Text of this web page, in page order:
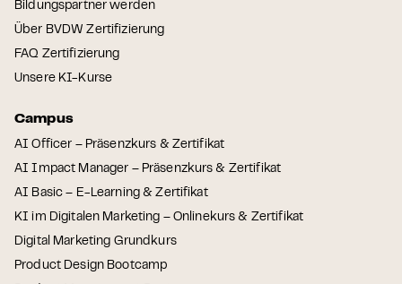
Bildungspartner werden
Über BVDW Zertifizierung
FAQ Zertifizierung
Unsere KI-Kurse
Campus
AI Officer – Präsenzkurs & Zertifikat
AI Impact Manager – Präsenzkurs & Zertifikat
AI Basic – E-Learning & Zertifikat
KI im Digitalen Marketing – Onlinekurs & Zertifikat
Digital Marketing Grundkurs
Product Design Bootcamp